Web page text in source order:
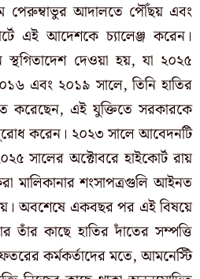
পেরুম্বাভুর আদালতে পৌঁছয় এবং
এই আদেশকে চ্যালেঞ্জ করেন।
স্থগিতাদেশ দেওয়া হয়, যা ২০২৫
এবং ২০১৯ সালে, তিনি হাতির
করেছেন, এই যুক্তিতে সরকারকে
করেন। ২০২৩ সালে আবেদনটি
সালের অক্টোবরে হাইকোর্ট রায়
মালিকানার শংসাপত্রগুলি আইনত
অবশেষে একবছর পর এই বিষয়ে
কাছে হাতির দাঁতের সম্পত্তি
কর্মকর্তাদের মতে, আমনেস্টি